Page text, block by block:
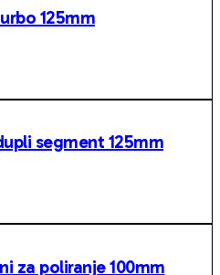
125mm
segment 125mm
za poliranje 100mm